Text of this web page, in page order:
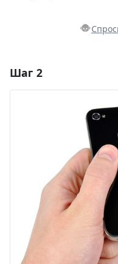
Добавить
Шаг 2